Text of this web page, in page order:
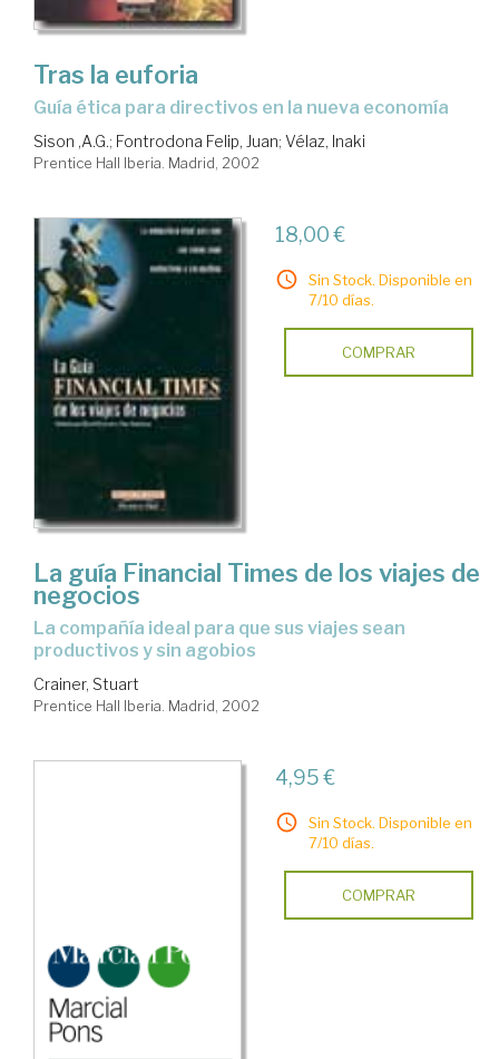
Tras la euforia
guía ética para directivos en la nueva economía
Sison ,A.G.; Fontrodona Felip, Juan; Vélaz, Inaki
Prentice Hall Iberia. Madrid, 2002
18,00 €
Sin Stock. Disponible en
7/10 días.
COMPRAR
La guía Financial Times de los viajes de
negocios
la compañía ideal para que sus viajes sean
productivos y sin agobios
Crainer, Stuart
Prentice Hall Iberia. Madrid, 2002
4,95 €
Sin Stock. Disponible en
7/10 días.
COMPRAR